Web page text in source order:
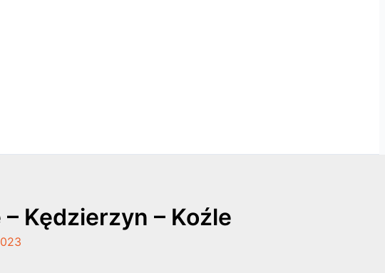
Kędzierzyn – Koźle